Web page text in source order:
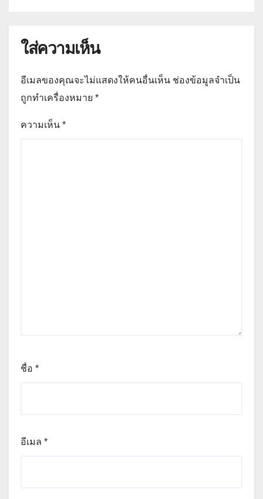
ใส่ความเห็น
อีเมลของคุณจะไม่แสดงให้คนอื่นเห็น ช่องข้อมูลจำเป็น
ถูกทำเครื่องหมาย *
ความเห็น *
ชื่อ *
อีเมล *